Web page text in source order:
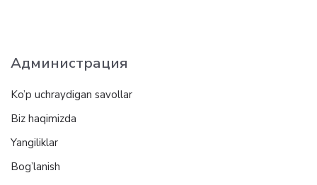
Администрация
Ko’p uchraydigan savollar
Biz haqimizda
Yangiliklar
Bog’lanish